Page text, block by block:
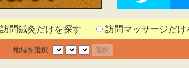
訪問鍼灸だけを探す 訪問マッサージだけ
地域を選択: